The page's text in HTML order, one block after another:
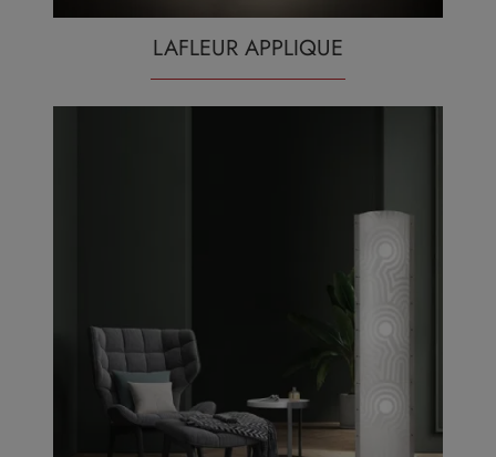
LAFLEUR APPLIQUE